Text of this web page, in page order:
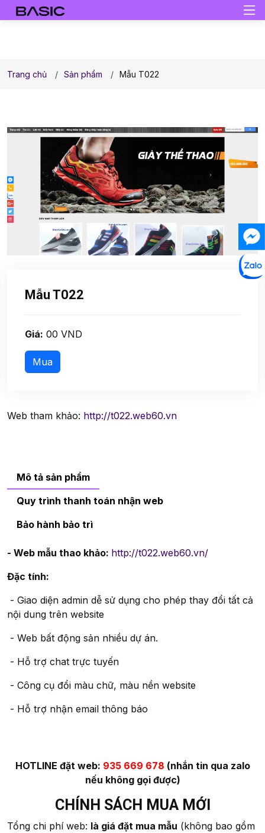
Trang chủ Sản phẩm Mẫu T022
Mẫu T022
Giá: 00 VND
Web tham khảo: http://t022.web60.vn
Mô tả sản phẩm
Quy trình thanh toán nhận web
Bảo hành bảo trì
- Web mẫu thao khảo: http://t022.web60.vn/
Đặc tính:
- Giao diện admin dễ sử dụng cho phép thay đổi tất cả
nội dung trên website
- Web bất động sản nhiều dự án.
- Hỗ trợ chat trực tuyến
- Công cụ đổi màu chữ, màu nền website
- Hỗ trợ nhận email thông báo
HOTLINE đặt web: 935 669 678 (nhắn tin qua zalo
nếu không gọi được)
CHÍNH SÁCH MUA MỚI
Tổng chi phí web: là giá đặt mua mẫu (không bao gồm